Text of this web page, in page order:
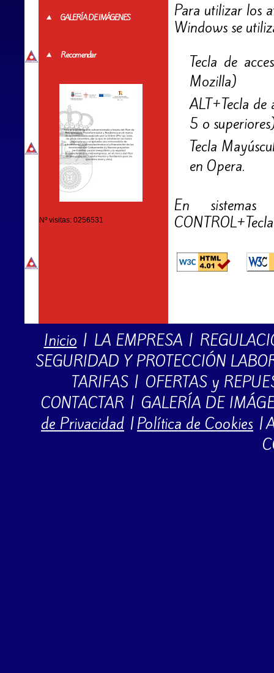
GALERÍA DE IMÁGENES
Recomendar
Nº visitas: 0256531
Para utilizar los
Windows se
Tecla de
Mozilla)
ALT+Tecla
5 o
Tecla
en Opera.
En
Inicio | LA EMPRESA |
SEGURIDAD Y PROTECCIÓN
TARIFAS| OFERTAS y
CONTACTAR | GALERÍA DE
de Privacidad |Política de Cookies |